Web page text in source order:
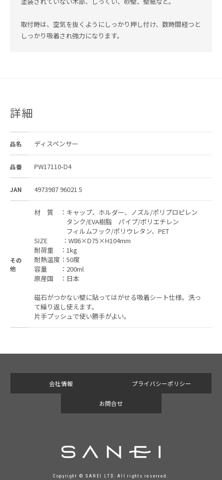
取付時は、空気を抜くようにしっかり押し付け、数時間経つと
しっかり吸着され強力になります。
詳細
品名 ディスペンサー
品番 PW17110-D4
JAN 4973987 96021 5
その
他
材 質 ：キャップ、ホルダー、ノズル/ポリプロピレン
タンク/EVA樹脂 パイプ/ポリエチレン
フィルムフック/ポリウレタン、PET
SIZE ：W86×D75×H104mm
耐荷重 ：1kg
耐熱温度：50度
容量 ：200ml
原産国 ：日本
磁石がつかない壁に貼ってはがせる吸着シート仕様。洗っ
て繰り返し使えます。
片手プッシュで使い勝手がよい。
Copyright © SANEI LTD. All rights reserved.
会社情報 プライバシーポリシー
お問合せ